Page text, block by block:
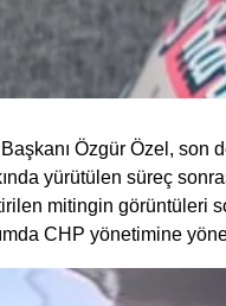
Özgür Özel, son
yürütülen süreç
mitingin görüntüleri
CHP yönetimine